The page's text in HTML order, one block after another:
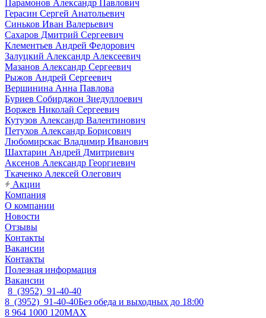
Парамонов Александр Павлович
Герасин Сергей Анатольевич
Синьков Иван Валерьевич
Сахаров Дмитрий Сергеевич
Клементьев Андрей Федорович
Залуцкий Александр Алексеевич
Мазанов Александр Сергеевич
Рыжов Андрей Сергеевич
Вершинина Анна Павлова
Буриев Собирджон Зиедуллоевич
Воржев Николай Сергеевич
Кутузов Александр Валентинович
Петухов Александр Борисович
Любомирскас Владимир Иванович
Шахтарин Андрей Дмитриевич
Аксенов Александр Георгиевич
Ткаченко Алексей Олегович
Акции
Компания
О компании
Новости
Отзывы
Контакты
Вакансии
Контакты
Полезная информация
Вакансии
8 (3952) 91-40-40
8 (3952) 91-40-40Без обеда и выходных до 18:00
8 964 1000 120MAX